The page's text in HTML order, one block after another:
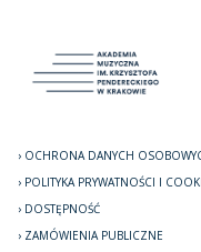
OCHRONA DANYCH
POLITYKA PRYWATNOŚCI I
DOSTĘPNOŚĆ
ZAMÓWIENIA PUBLICZNE